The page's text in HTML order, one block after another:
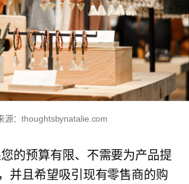
源：thoughtsbynatalie.com
的预算有限、不需要为产品提
并且希望吸引现有零售商的购